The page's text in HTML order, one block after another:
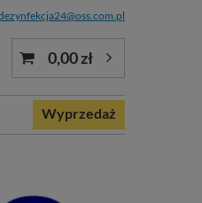
0,00 zł
Wyprzedaż